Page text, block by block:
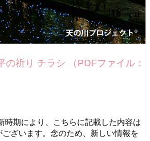
の祈り チラシ （PDFファイル：
時期により、こちらに記載した内容は
ざいます。念のため、新しい情報を